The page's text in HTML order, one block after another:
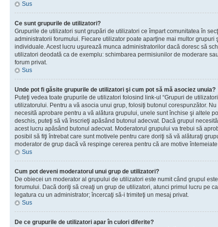
Sus
Ce sunt grupurile de utilizatori?
Grupurile de utilizatori sunt grupări de utilizatori ce împart comunitatea în
administratorii forumului. Fiecare utilizator poate aparţine mai multor grupuri
individuale. Acest lucru uşurează munca administratorilor dacă doresc să
utilizatori deodată ca de exemplu: schimbarea permisiunilor de moderare
forum privat.
Sus
Unde pot fi găsite grupurile de utilizatori şi cum pot să mă asociez unuia?
Puteţi vedea toate grupurile de utilizatori folosind link-ul “Grupuri de
utilizatorului. Pentru a vă asocia unui grup, folosiţi butonul corespunzător.
necesită aprobare pentru a vă alătura grupului, unele sunt închise şi altele
deschis, puteţi să vă înscrieţi apăsând butonul adecvat. Dacă grupul
acest lucru apăsând butonul adecvat. Moderatorul grupului va trebui să
posibil să fiţi întrebat care sunt motivele pentru care doriţi să vă alăturaţi
moderator de grup dacă vă respinge cererea pentru că are motive
Sus
Cum pot deveni moderatorul unui grup de utilizatori?
De obiecei un moderator al grupului de utilizatori este numit când grupul
forumului. Dacă doriţi să creaţi un grup de utilizatori, atunci primul lucru pe
legatura cu un administrator; încercaţi să-i trimiteţi un mesaj privat.
Sus
De ce grupurile de utilizatori apar în culori diferite?